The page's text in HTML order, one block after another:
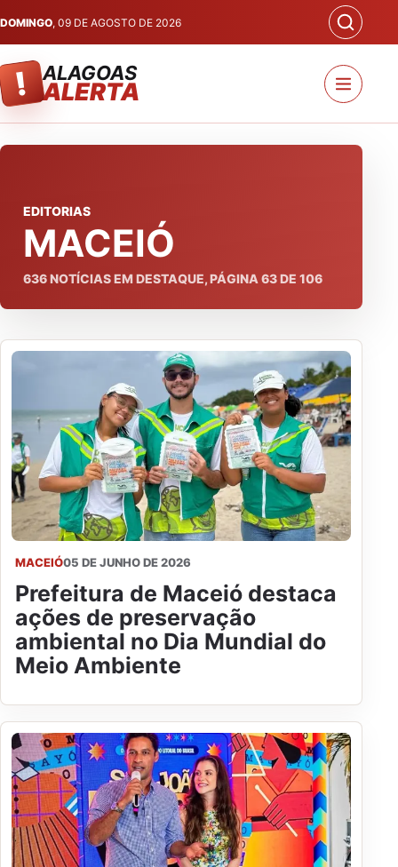
DOMINGO, 09 DE AGOSTO DE 2026
! ALAGOAS
ALERTA
EDITORIAS
MACEIÓ
636NOTÍCIAS EM DESTAQUE, PÁGINA 63DE 106
MACEIÓ05 DE JUNHO DE 2026
Prefeitura de Maceió destaca
ações de preservação
ambiental no Dia Mundial do
Meio Ambiente